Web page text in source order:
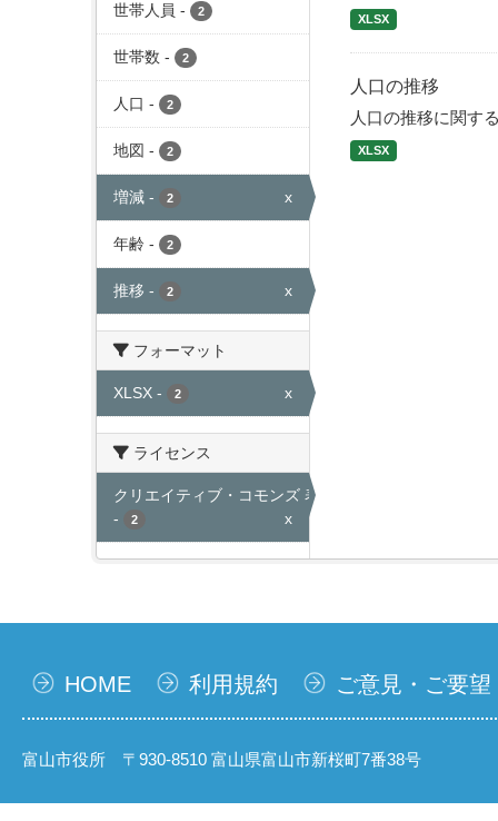
世帯人員 - 2
世帯数 - 2
人口 - 2
地図 - 2
増減 - 2 x
年齢 - 2
推移 - 2 x
フォーマット
XLSX - 2 x
ライセンス
クリエイティブ・コモンズ 表示
-
2 x
XLSX
人口の推移
人口の推移に関す
XLSX
HOME 利用規約 ご意見・ご要望
富山市役所 〒930-8510 富山県富山市新桜町7番38号